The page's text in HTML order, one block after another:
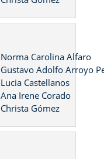
Norma Carolina Alfaro
Gustavo Adolfo Arroyo
Lucia Castellanos
Ana Irene Corado
Christa Gómez